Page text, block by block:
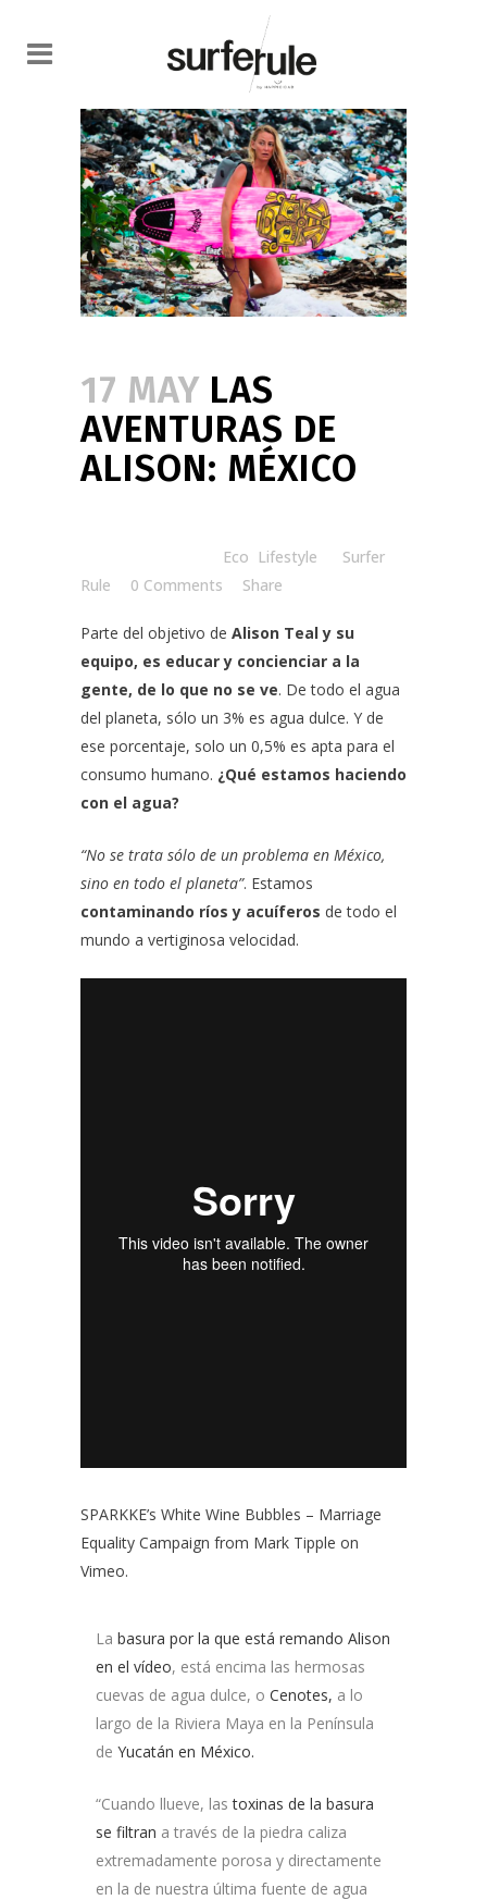
17 MAY LAS
AVENTURAS DE
ALISON: MÉXICO
Eco Lifestyle
Surfer
Rule
0 Comments Share
Parte del objetivo de Alison Tealy su
equipo, es educar y concienciar a la
gente, de lo que no se ve. De todo el agua
del planeta, sólo un 3% es agua dulce. Y de
ese porcentaje, solo un 0,5% es apta para el
consumo humano. ¿Qué estamos haciendo
con el agua?
“No se trata sólo de un problema en México,
sino en todo el planeta”. Estamos
contaminando ríos y acuíferos de todo el
mundo a vertiginosa velocidad.
SPARKKE’s White Wine Bubbles – Marriage
Equality Campaign from Mark Tipple on
Vimeo.
La basura por la que está remando Alison
en el vídeo, está encima las hermosas
cuevas de agua dulce, o Cenotes, a lo
largo de la Riviera Maya en la Península
de Yucatán en México.
“Cuando llueve, lastoxinas de la basura
se filtran a través de la piedra caliza
extremadamente porosa y directamente
en la de nuestra última fuente de agua